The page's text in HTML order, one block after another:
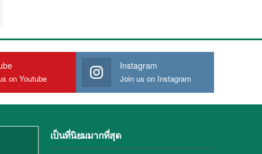
on Youtube
Instagram
Join us on Instagram
เป็นที่นิยมมากที่สุด